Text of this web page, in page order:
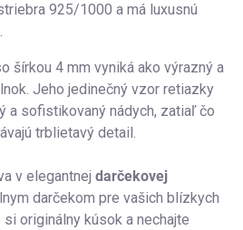
925/1000 a má luxusnú
šírkou 4 mm vyniká ako výrazný a
Jeho jedinečný vzor retiazky
a sofistikovaný nádych, zatiaľ čo
trblietavý detail.
v elegantnej darčekovej
darčekom pre vašich blízkych
originálny kúsok a nechajte